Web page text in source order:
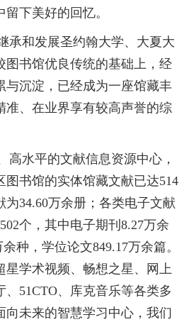
下美好的回忆。
和发展圣约翰大学、大夏大
图书馆优良传统的基础上，经
与沉淀，已经成为一座馆藏丰
准、在业界享有较高声誉的综
水平的文献信息资源中心，
图书馆的实体馆藏文献已达514
34.60万余册；各类电子文献
个，其中电子期刊8.27万余
种，学位论文849.17万余篇。
星学术视频、畅想之星、网上
51CTO、库克音乐等各类多
向未来的智慧学习中心，我们